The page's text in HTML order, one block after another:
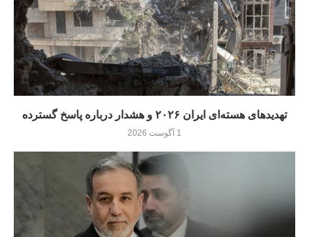
تهدیدهای هسته‌ای ایران ۲۰۲۶ و هشدار درباره پاسخ گسترده
1 آگوست 2026